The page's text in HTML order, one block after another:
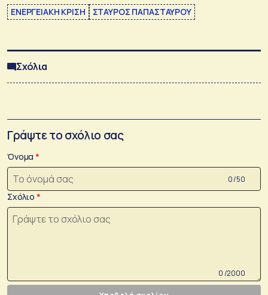
ΕΝΕΡΓΕΙΑΚΗ ΚΡΙΣΗ ΣΤΑΥΡΟΣ ΠΑΠΑΣΤΑΥΡΟΥ
Σχόλια
Γράψτε το σχόλιο σας
Όνομα
0 /50
Σχόλιο
0 /2000